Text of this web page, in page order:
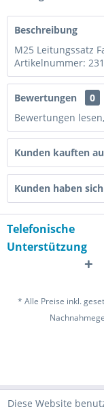
Beschreibung
M25 Leitungssatz
Artikelnummer:
Bewertungen
0
Bewertungen
Kunden kauften
Kunden haben
Telefonische
Unterstützung
* Alle Preise inkl.
Diese Website